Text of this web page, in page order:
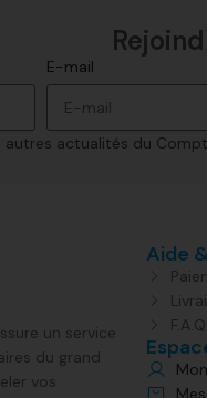
E-mail
actualités du
un service
du grand
vos
Aide
F.A.Q